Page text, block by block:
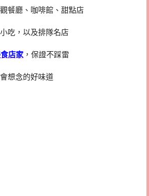
餐廳、咖啡館、甜點店
吃，以及排隊名店
店家 ，保證不踩雷
想念的好味道